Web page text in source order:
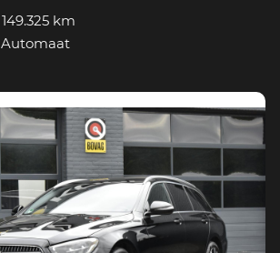
149.325 km
Automaat